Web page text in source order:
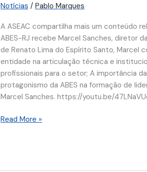
Notícias /Pablo Marques
A ASEAC compartilha mais um conteúdo
ABES-RJ recebe Marcel Sanches, diretor
de Renato Lima do Espírito Santo, Marcel
entidade na articulação técnica e
profissionais para o setor; A importância
protagonismo da ABES na formação de
Marcel Sanches. https://youtu.be/
os
e
o
futuro
do
saneamento
no
Brasil
Read More »